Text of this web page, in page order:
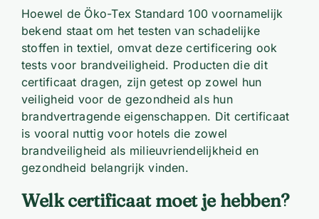
Hoewel de Öko-Tex Standard 100 voornamelijk
bekend staat om het testen van schadelijke
stoffen in textiel, omvat deze certificering ook
tests voor brandveiligheid. Producten die dit
certificaat dragen, zijn getest op zowel hun
veiligheid voor de gezondheid als hun
brandvertragende eigenschappen. Dit certificaat
is vooral nuttig voor hotels die zowel
brandveiligheid als milieuvriendelijkheid en
gezondheid belangrijk vinden.
Welk certificaat moet je hebben?